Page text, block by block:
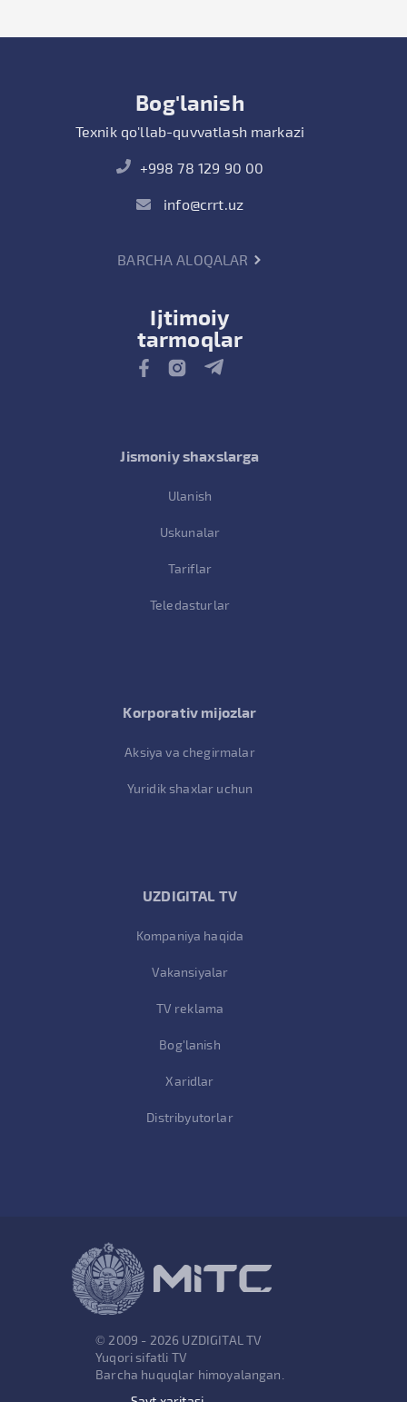
Bog'lanish
Texnik qo'llab-quvvatlash markazi
+998 78 129 90 00
info@crrt.uz
BARCHA ALOQALAR
Ijtimoiy
tarmoqlar
Jismoniy shaxslarga
Ulanish
Uskunalar
Tariflar
Teledasturlar
Korporativ mijozlar
Aksiya va chegirmalar
Yuridik shaxlar uchun
UZDIGITAL TV
Kompaniya haqida
Vakansiyalar
TV reklama
Bog'lanish
Xaridlar
Distribyutorlar
© 2009 - 2026 UZDIGITAL TV
Yuqori sifatli TV
Barcha huquqlar himoyalangan.